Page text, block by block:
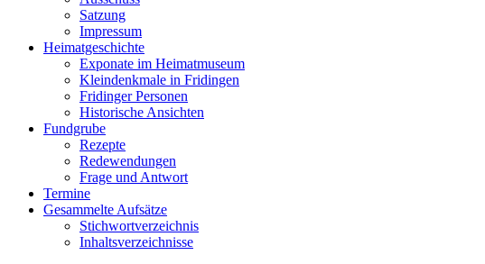
Satzung
Impressum
Heimatgeschichte
Exponate im Heimatmuseum
Kleindenkmale in Fridingen
Fridinger Personen
Historische Ansichten
Fundgrube
Rezepte
Redewendungen
Frage und Antwort
Termine
Gesammelte Aufsätze
Stichwortverzeichnis
Inhaltsverzeichnisse